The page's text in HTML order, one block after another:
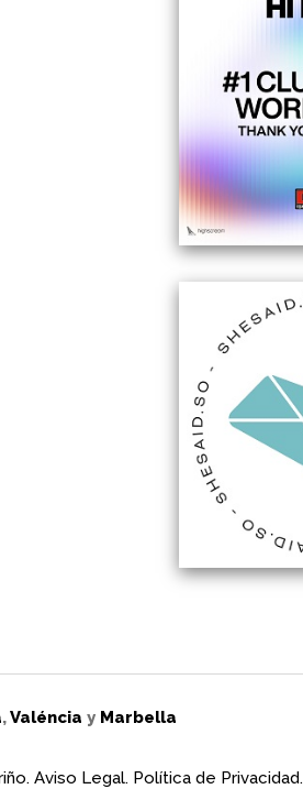
,Valéncia y Marbella
Aviso Legal. Política de Privacidad.